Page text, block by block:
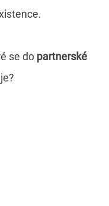
se do partnerské